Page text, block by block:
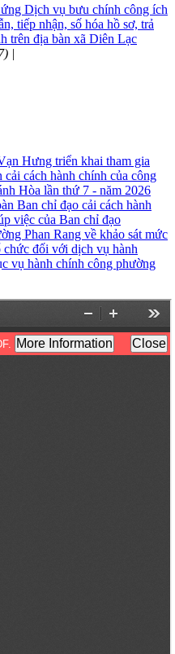
Dịch vụ bưu chính công ích
tiếp nhận, số hóa hồ sơ, trả
trên địa bàn xã Diên Lạc
|
Hưng triển khai tham gia
cách hành chính của công
Hòa lần thứ 7 - năm 2026
Ban chỉ đạo cải cách hành
việc của Ban chỉ đạo
Phan Rang về khảo sát mức
đối với dịch vụ hành
vụ hành chính công phường